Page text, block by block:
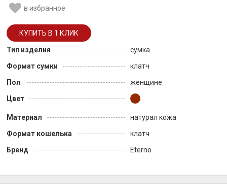
в избранное
Тип изделия
сумка
Формат сумки
клатч
Пол
женщине
Цвет
Материал
натурал кожа
Формат кошелька
клатч
Бренд
Eterno